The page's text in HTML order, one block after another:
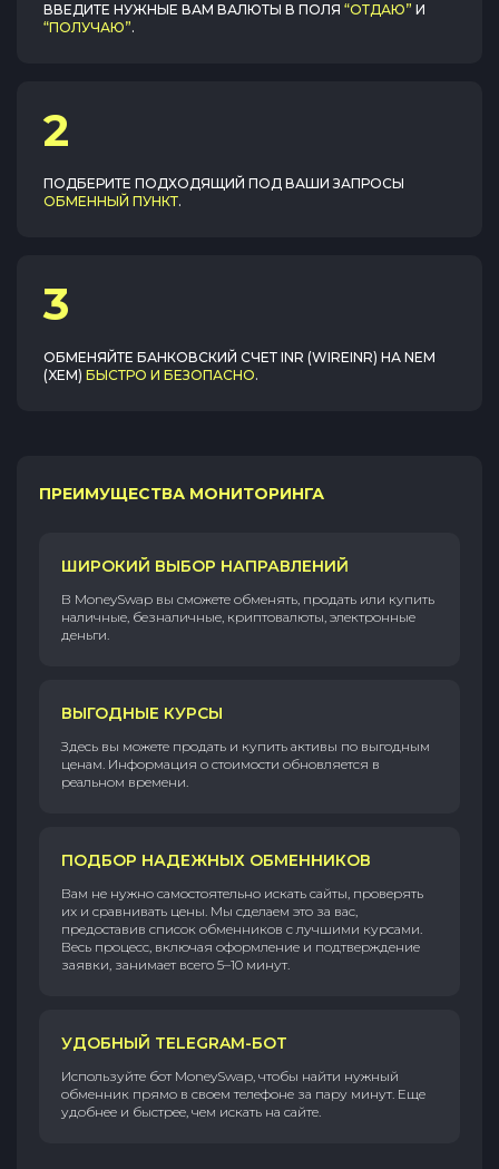
ВВЕДИТЕ НУЖНЫЕ ВАМ ВАЛЮТЫ В ПОЛЯ “ОТДАЮ” И
“ПОЛУЧАЮ”.
2
ПОДБЕРИТЕ ПОДХОДЯЩИЙ ПОД ВАШИ ЗАПРОСЫ
ОБМЕННЫЙ ПУНКТ.
3
ОБМЕНЯЙТЕ БАНКОВСКИЙ СЧЕТ INR (WIREINR) НА NEM
(XEM) БЫСТРО И БЕЗОПАСНО.
ПРЕИМУЩЕСТВА МОНИТОРИНГА
ШИРОКИЙ ВЫБОР НАПРАВЛЕНИЙ
В MoneySwap вы сможете обменять, продать или купить
наличные, безналичные, криптовалюты, электронные
деньги.
ВЫГОДНЫЕ КУРСЫ
Здесь вы можете продать и купить активы по выгодным
ценам. Информация о стоимости обновляется в
реальном времени.
ПОДБОР НАДЕЖНЫХ ОБМЕННИКОВ
Вам не нужно самостоятельно искать сайты, проверять
их и сравнивать цены. Мы сделаем это за вас,
предоставив список обменников с лучшими курсами.
Весь процесс, включая оформление и подтверждение
заявки, занимает всего 5–10 минут.
УДОБНЫЙ TELEGRAM-БОТ
Используйте бот MoneySwap, чтобы найти нужный
обменник прямо в своем телефоне за пару минут. Еще
удобнее и быстрее, чем искать на сайте.